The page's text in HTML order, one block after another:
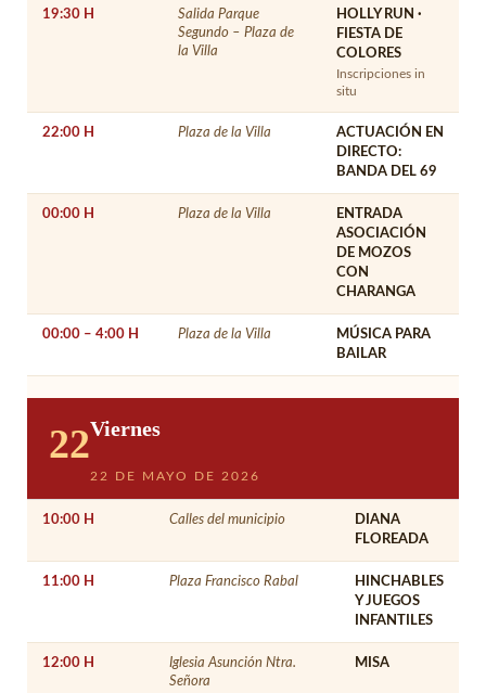
19:30 H
Salida Parque
Segundo – Plaza de
la Villa
HOLLY RUN ·
FIESTA DE
COLORES
Inscripciones in
situ
22:00 H Plaza de la Villa
ACTUACIÓN EN
DIRECTO:
BANDA DEL 69
00:00 H Plaza de la Villa
ENTRADA
ASOCIACIÓN
DE MOZOS
CON
CHARANGA
00:00 – 4:00 H Plaza de la Villa
MÚSICA PARA
BAILAR
22Viernes
22 DE MAYO DE 2026
10:00 H Calles del municipio
DIANA
FLOREADA
11:00 H Plaza Francisco Rabal
HINCHABLES
Y JUEGOS
INFANTILES
12:00 H
Iglesia Asunción Ntra.
Señora
MISA